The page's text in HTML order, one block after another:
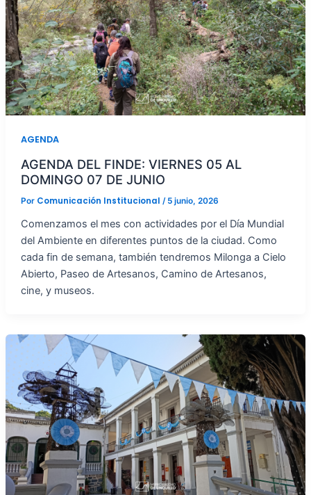
AGENDA
AGENDA DEL FINDE: VIERNES 05 AL
DOMINGO 07 DE JUNIO
Por Comunicación Institucional / 5 junio, 2026
Comenzamos el mes con actividades por el Día Mundial
del Ambiente en diferentes puntos de la ciudad. Como
cada fin de semana, también tendremos Milonga a Cielo
Abierto, Paseo de Artesanos, Camino de Artesanos,
cine, y museos.